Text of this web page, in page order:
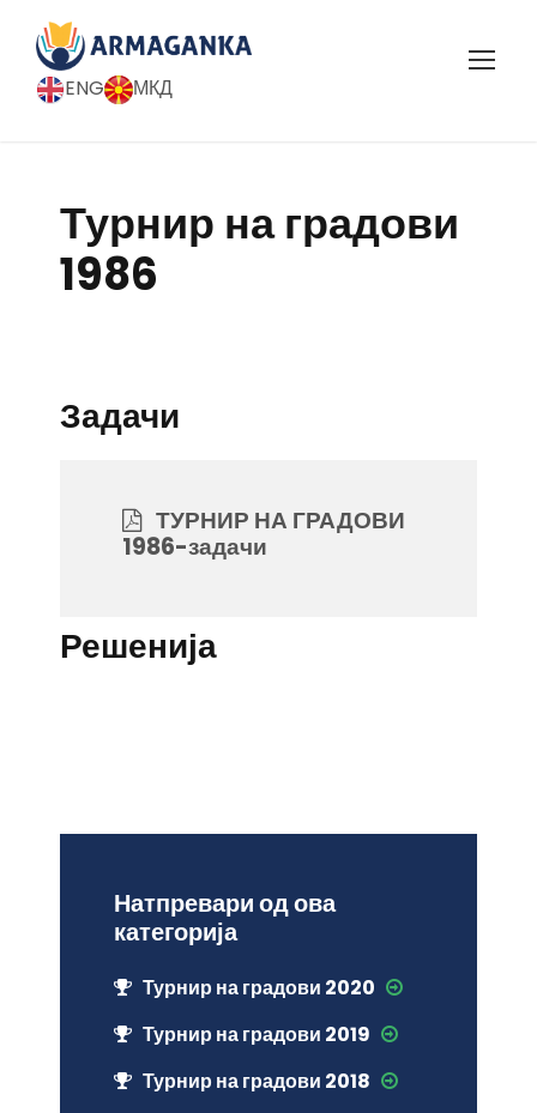
ENG МКД
Турнир на градови
1986
Задачи
ТУРНИР НА ГРАДОВИ
1986-задачи
Решенија
Натпревари од ова
категорија
Турнир на градови 2020
Турнир на градови 2019
Турнир на градови 2018